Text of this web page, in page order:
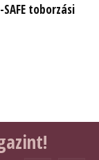
toborzási